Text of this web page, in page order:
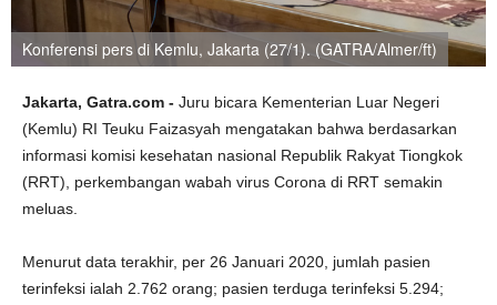
Konferensi pers di Kemlu, Jakarta (27/1). (GATRA/Almer/ft)
Jakarta, Gatra.com - Juru bicara Kementerian Luar Negeri
(Kemlu) RI Teuku Faizasyah mengatakan bahwa berdasarkan
informasi komisi kesehatan nasional Republik Rakyat Tiongkok
(RRT), perkembangan wabah virus Corona di RRT semakin
meluas.
Menurut data terakhir, per 26 Januari 2020, jumlah pasien
terinfeksi ialah 2.762 orang; pasien terduga terinfeksi 5.294;